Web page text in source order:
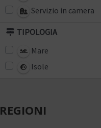
Servizio in camera
TIPOLOGIA
Mare
Isole
REGIONI